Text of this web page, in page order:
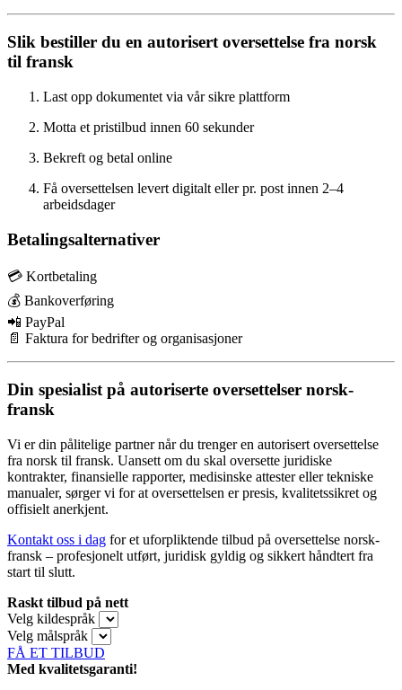
Slik bestiller du en autorisert oversettelse fra norsk
til fransk
Last opp dokumentet via vår sikre plattform
Motta et pristilbud innen 60 sekunder
Bekreft og betal online
Få oversettelsen levert digitalt eller pr. post innen 2–4
arbeidsdager
Betalingsalternativer
💳 Kortbetaling
💰 Bankoverføring
📲 PayPal
📄 Faktura for bedrifter og organisasjoner
Din spesialist på autoriserte oversettelser norsk-
fransk
Vi er din pålitelige partner når du trenger en autorisert oversettelse
fra norsk til fransk. Uansett om du skal oversette juridiske
kontrakter, finansielle rapporter, medisinske attester eller tekniske
manualer, sørger vi for at oversettelsen er presis, kvalitetssikret og
offisielt anerkjent.
Kontakt oss i dag for et uforpliktende tilbud på oversettelse norsk-
fransk – profesjonelt utført, juridisk gyldig og sikkert håndtert fra
start til slutt.
Raskt tilbud på nett
Velg kildespråk
Velg målspråk
FÅ ET TILBUD
Med kvalitetsgaranti!